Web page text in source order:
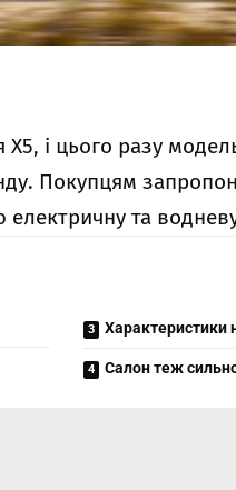
і цього разу
Покупцям
та водневу
Характеристики
Салон теж